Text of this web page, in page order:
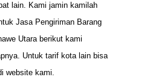
lain. Kami jamin kamilah
Jasa Pengiriman Barang
Utara berikut kami
Untuk tarif kota lain bisa
website kami.